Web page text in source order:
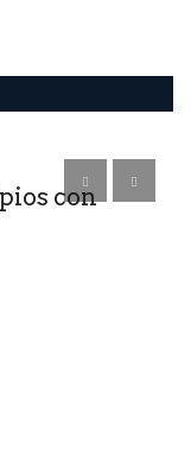
con